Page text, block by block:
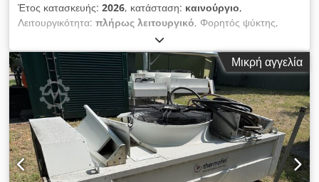
Έτος κατασκευής: 2026, κατάσταση: καινούργιο,
Λειτουργικότητα: πλήρως λειτουργικό, Φορητός ψύκτης,
παροχή αέρα 12.000 m³/ώρα, AUTOMA 2000 A-CLIMA 2.
Crsdpfxszhtwce Amrjf
Μικρή αγγελία